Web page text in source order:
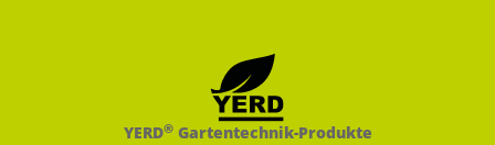
YERD®Gartentechnik-Produkte